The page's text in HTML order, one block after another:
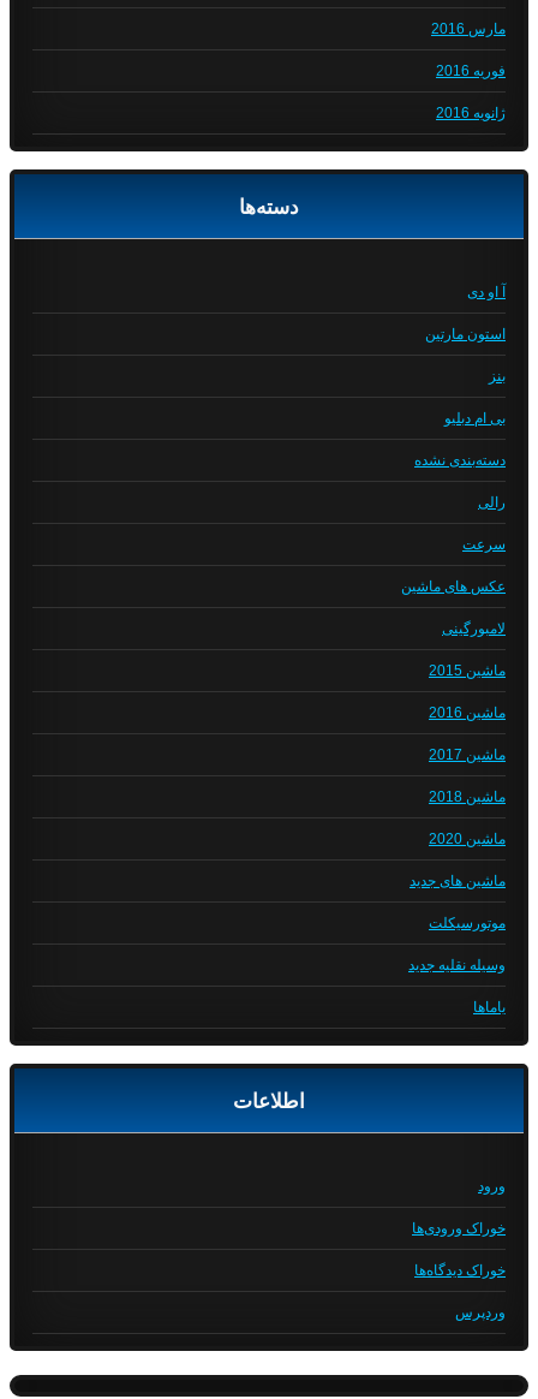
مارس 2016
فوریه 2016
ژانویه 2016
دسته‌ها
آ او دی
استون مارتین
بنز
بی ام دبلیو
دسته‌بندی نشده
رالی
سرعت
عکس های ماشین
لامبورگینی
ماشین 2015
ماشین 2016
ماشین 2017
ماشین 2018
ماشین 2020
ماشین های جدید
موتورسیکلت
وسیله نقلیه جدید
یاماها
اطلاعات
ورود
خوراک ورودی‌ها
خوراک دیدگاه‌ها
وردپرس